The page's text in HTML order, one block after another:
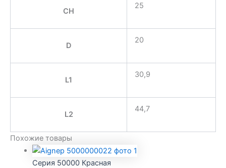
CH
25
D
20
L1
30,9
L2
44,7
Похожие товары
Серия 50000 Красная